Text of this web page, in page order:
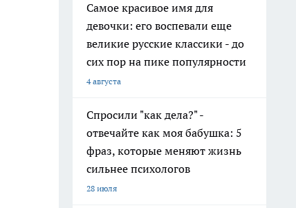
Самое красивое имя для
девочки: его воспевали еще
великие русские классики - до
сих пор на пике популярности
4 августа
Спросили "как дела?" -
отвечайте как моя бабушка: 5
фраз, которые меняют жизнь
сильнее психологов
28 июля